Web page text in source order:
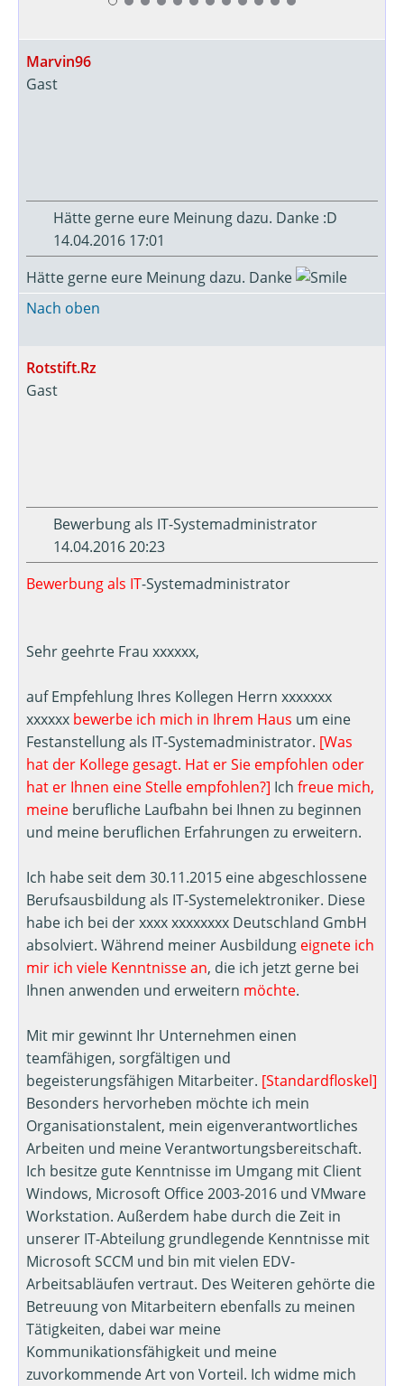
Marvin96
Gast
Hätte gerne eure Meinung dazu. Danke :D
14.04.2016 17:01
Hätte gerne eure Meinung dazu. Danke
Nach oben
Rotstift.Rz
Gast
Bewerbung als IT-Systemadministrator
14.04.2016 20:23
Bewerbung als IT-Systemadministrator
Sehr geehrte Frau xxxxxx,
auf Empfehlung Ihres Kollegen Herrn xxxxxxx
xxxxxx bewerbe ich mich in Ihrem Haus um eine
Festanstellung als IT-Systemadministrator. [Was
hat der Kollege gesagt. Hat er Sie empfohlen oder
hat er Ihnen eine Stelle empfohlen?] Ich freue mich,
meineberufliche Laufbahn bei Ihnen zu beginnen
und meine beruflichen Erfahrungen zu erweitern.
Ich habe seit dem 30.11.2015 eine abgeschlossene
Berufsausbildung als IT-Systemelektroniker. Diese
habe ich bei der xxxx xxxxxxxx Deutschland GmbH
absolviert. Während meiner Ausbildung eignete ich
mir ich viele Kenntnisse an, die ich jetzt gerne bei
Ihnen anwenden und erweitern möchte.
Mit mir gewinnt Ihr Unternehmen einen
teamfähigen, sorgfältigen und
begeisterungsfähigen Mitarbeiter. [Standardfloskel]
Besonders hervorheben möchte ich mein
Organisationstalent, mein eigenverantwortliches
Arbeiten und meine Verantwortungsbereitschaft.
Ich besitze gute Kenntnisse im Umgang mit Client
Windows, Microsoft Office 2003-2016 und VMware
Workstation. Außerdem habe durch die Zeit in
unserer IT-Abteilung grundlegende Kenntnisse mit
Microsoft SCCM und bin mit vielen EDV-
Arbeitsabläufen vertraut. Des Weiteren gehörte die
Betreuung von Mitarbeitern ebenfalls zu meinen
Tätigkeiten, dabei war meine
Kommunikationsfähigkeit und meine
zuvorkommende Art von Vorteil. Ich widme mich